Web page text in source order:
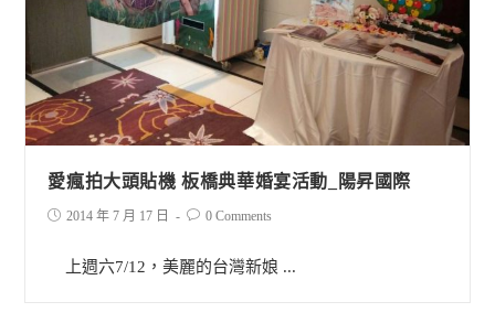
愛瘋拍大頭貼機 板橋典華婚宴活動_陽昇國際
2014 年 7 月 17 日 0 Comments
上週六7/12，美麗的台灣新娘 ...